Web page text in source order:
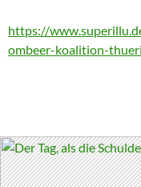
https://
ombeer-koalition-